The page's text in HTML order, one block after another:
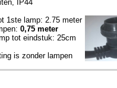
IP44
lamp: 2.75 meter
0,75 meter
tot eindstuk: 25cm
is zonder lampen